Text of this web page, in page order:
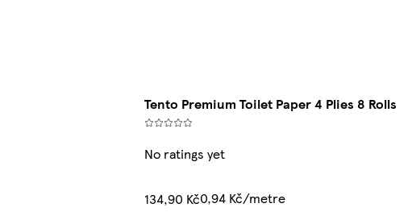
Tento Premium Toilet Paper 4 Plies 8 Rolls
No ratings yet
134,90 Kč0,94 Kč/metre